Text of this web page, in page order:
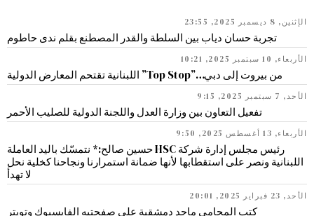
الإثنين, 8 ديسمبر 2025, 23:55
تجربة حسان دياب بين السلطة والقدر المصطنع بقلم ندى حاطوم
الأربعاء, 10 سبتمبر 2025, 10:21
من بيروت إلى دبي…”Top Stop” اللبنانية تقتحم المعارض الدولية
الأحد, 7 سبتمبر 2025, 9:15
تفعيل التعاون بين وزارة العدل واللجنة الدولية للصليب الأحمر
الأربعاء, 13 أغسطس 2025, 9:50
رئيس مجلس إدارة شركة HSC حسين صالح:* نتمسّك باليد العاملة
اللبنانية ونصر على استقطابها لأنها ضمانة استمرارنا ونجاحنا كخلية نحل
لا تهدأ
الأحد, 23 فبراير 2025, 20:01
كتب المحامي ماجد دمشقية على صفحتيه الفايسبوك وتويتر